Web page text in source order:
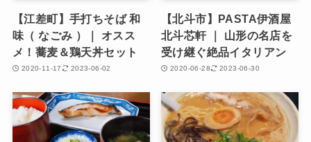
【江差町】手打ちそば 和
味（ なごみ ）｜ オスス
メ！蕎麦＆鶏天丼セット
2020-11-17 2023-06-02
【北斗市】PASTA伊酒屋
北斗芯軒 ｜ 山形の名店を
受け継ぐ絶品イタリアン
2020-06-28 2023-06-30